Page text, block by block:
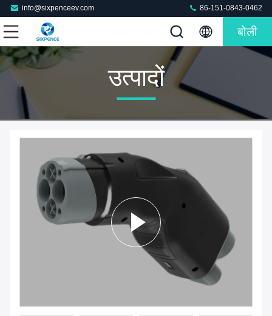
info@sixpenceev.com 86-151-0843-0462
बोली
उत्पादों